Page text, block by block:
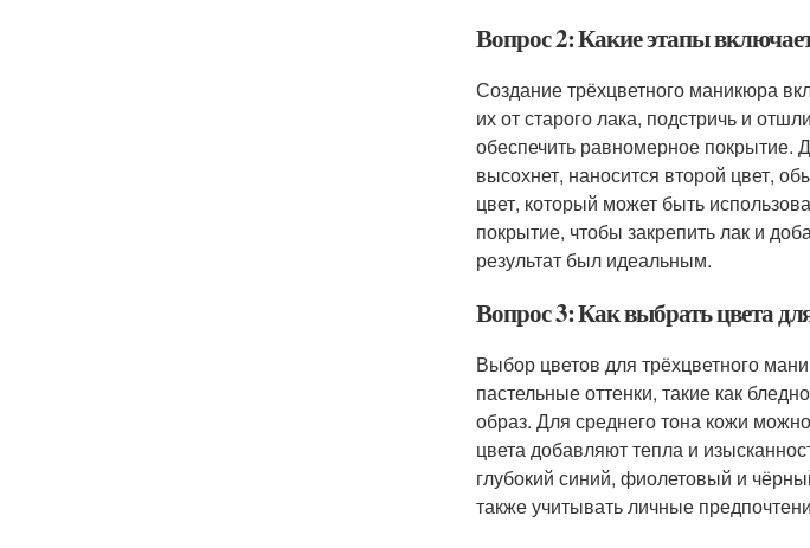
Вопрос 2: Какие этапы
Создание трёхцветного маникюра
их от старого лака, подстричь и
обеспечить равномерное покрытие.
высохнет, наносится второй цвет,
цвет, который может быть
покрытие, чтобы закрепить лак и
результат был идеальным.
Вопрос 3: Как выбрать цвета
Выбор цветов для трёхцветного
пастельные оттенки, такие как
образ. Для среднего тона кожи
цвета добавляют тепла и
глубокий синий, фиолетовый и
также учитывать личные